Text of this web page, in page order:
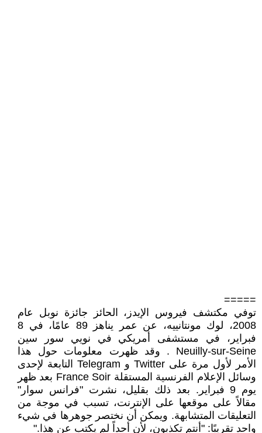
=====
توفي مكتشف فيروس الإيدز، الحائز جائزة نوبل عام
2008، لوك مونتانييه، عن عمر يناهز 89 عامًا، في 8
فبراير، في مستشفى أمريكي في نويي سور سين
Neuilly-sur-Seine . وقد ظهرت معلومات حول هذا
الأمر لأول مرة على Twitter و Telegram التابعة لإحدى
وسائل الإعلام الفرنسية المستقلة France Soir بعد ظهر
يوم 9 فبراير. بعد ذلك بقليل، نشرت "فرانس سوار"
مقالاً على موقعها على الإنترنت، تسبب في موجة من
التعليقات المتشابهة. ويمكن أن نختصر جوهرها في شيء
واحد تقريبًا: "أنتم تكذبون، لأن أحداً لم يكتب عن هذا."